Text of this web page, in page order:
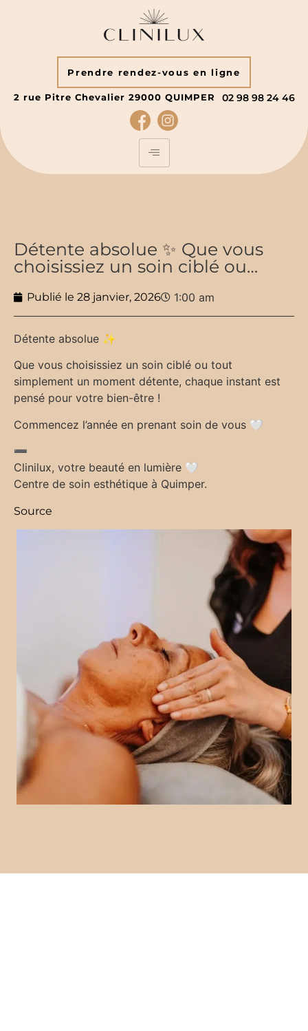
Prendre rendez-vous en ligne
2 rue Pitre Chevalier 29000 QUIMPER 02 98 98 24 46
Détente absolue ✨ Que vous
choisissiez un soin ciblé ou…
Publié le 28 janvier, 2026 1:00 am
Détente absolue ✨
Que vous choisissiez un soin ciblé ou tout
simplement un moment détente, chaque instant est
pensé pour votre bien-être !
Commencez l’année en prenant soin de vous 🤍
➖
Clinilux, votre beauté en lumière 🤍
Centre de soin esthétique à Quimper.
Source